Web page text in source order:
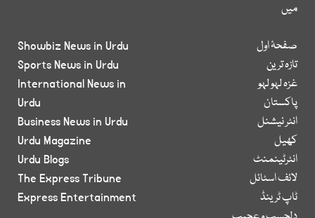
میں
صفحۂ اول
تازہ ترین
غزہ لہو لہو
پاکستان
انٹر نیشنل
کھیل
انٹرٹینمنٹ
لائف اسٹائل
ٹاپ ٹرینڈ
Showbiz News in Urdu
Sports News in Urdu
International News in
Urdu
Business News in Urdu
Urdu Magazine
Urdu Blogs
The Express Tribune
Express Entertainment